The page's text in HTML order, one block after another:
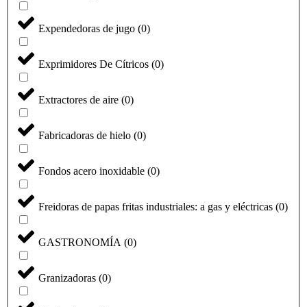
Expendedoras de jugo (0)
Exprimidores De Cítricos (0)
Extractores de aire (0)
Fabricadoras de hielo (0)
Fondos acero inoxidable (0)
Freidoras de papas fritas industriales: a gas y eléctricas (0)
GASTRONOMÍA (0)
Granizadoras (0)